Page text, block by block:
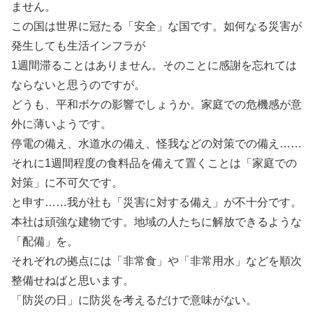
ません。
この国は世界に冠たる「安全」な国です。如何なる災害が
発生しても生活インフラが
1週間滞ることはありません。そのことに感謝を忘れては
ならないと思うのですが。
どうも、平和ボケの影響でしょうか。家庭での危機感が意
外に薄いようです。
停電の備え、水道水の備え、怪我などの対策での備え……
それに1週間程度の食料品を備えて置くことは「家庭での
対策」に不可欠です。
と申す……我が社も「災害に対する備え」が不十分です。
本社は頑強な建物です。地域の人たちに解放できるような
「配備」を。
それぞれの拠点には「非常食」や「非常用水」などを順次
整備せねばと思います。
「防災の日」に防災を考えるだけで意味がない。